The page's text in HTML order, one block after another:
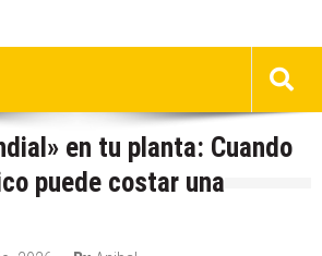
en tu planta: Cuando
puede costar una